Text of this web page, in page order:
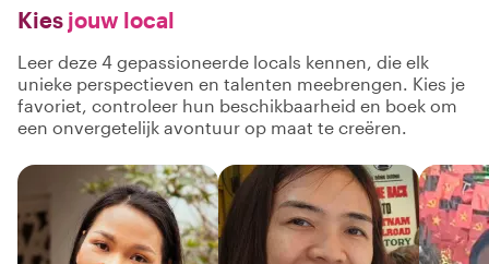
Kies jouw local
Leer deze 4 gepassioneerde locals kennen, die elk
unieke perspectieven en talenten meebrengen. Kies je
favoriet, controleer hun beschikbaarheid en boek om
een onvergetelijk avontuur op maat te creëren.